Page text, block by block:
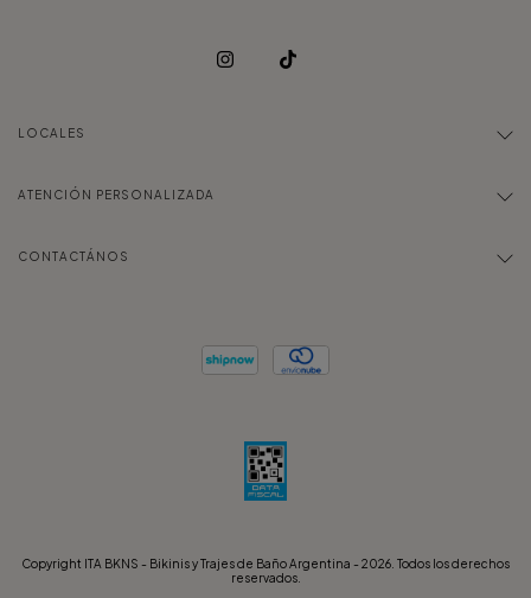
LOCALES
ATENCIÓN PERSONALIZADA
CONTACTÁNOS
Copyright ITA BKNS - Bikinis y Trajes de Baño Argentina - 2026. Todos los derechos
reservados.